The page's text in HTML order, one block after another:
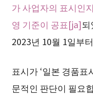
가 사업자의 표시인
영 기준이 공표[ja]
2023년 10월 1일부
표시가 ‘일본 경품표
문적인 판단이 필요